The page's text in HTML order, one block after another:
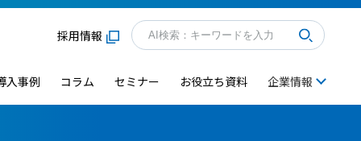
採用情報
入事例 コラム セミナー お役立ち資料 企業情報